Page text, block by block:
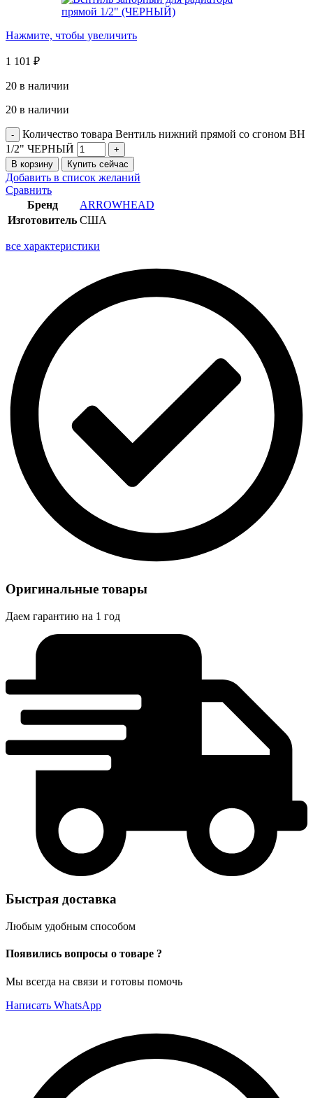
Нажмите, чтобы увеличить
1 101 ₽
20 в наличии
20 в наличии
Количество товара Вентиль нижний прямой со сгоном ВН
1/2" ЧЕРНЫЙ
В корзину Купить сейчас
Добавить в список желаний
Сравнить
Бренд
ARROWHEAD
Изготовитель США
все характеристики
Оригинальные товары
Даем гарантию на 1 год
Быстрая доставка
Любым удобным способом
Появились вопросы о товаре ?
Мы всегда на связи и готовы помочь
Написать WhatsApp